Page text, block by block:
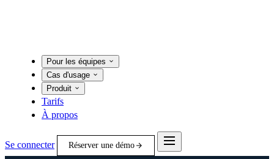
Pour les équipes
Cas d'usage
Produit
Tarifs
À propos
Se connecter Réserver une démo